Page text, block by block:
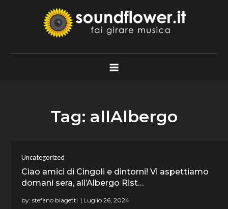
Soundflower.it
Fai Girare Musica
Tag: allAlbergo
Uncategorized
Ciao amici di Cingoli e dintorni! Vi aspettiamo
domani sera, all’Albergo Rist…
by:stefano biagetti